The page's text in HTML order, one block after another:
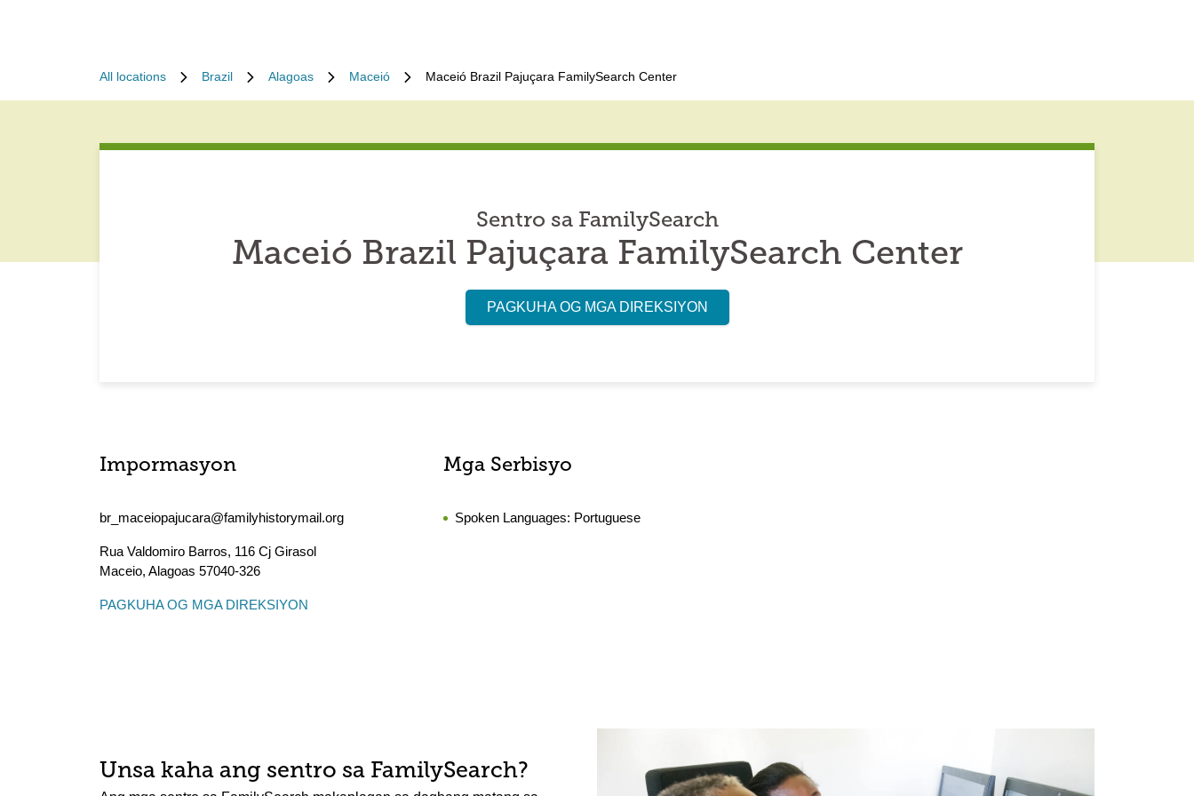
All locations Brazil Alagoas Maceió Maceió Brazil Pajuçara FamilySearch Center
Sentro sa FamilySearch
Maceió Brazil Pajuçara FamilySearch Center
PAGKUHA OG MGA DIREKSIYON
Impormasyon
br_maceiopajucara@familyhistorymail.org
Rua Valdomiro Barros, 116 Cj Girasol
Maceio, Alagoas 57040-326
PAGKUHA OG MGA DIREKSIYON
Mga Serbisyo
Spoken Languages: Portuguese
Unsa kaha ang sentro sa FamilySearch?